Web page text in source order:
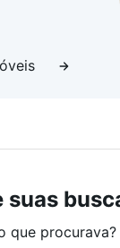
suas
que